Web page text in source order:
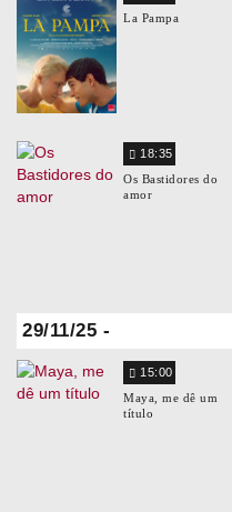
La Pampa
18:35
Os Bastidores do
amor
29/11/25 -
15:00
Maya, me dê um
título